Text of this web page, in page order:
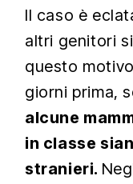
Il caso è
altri genitori
questo
giorni prima,
alcune
in classe
stranieri.